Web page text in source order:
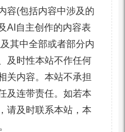
容(包括内容中涉及的
AI自主创作的内容表
其中全部或者部分内
及时性本站不作任何
关内容。本站不承担
及连带责任。如若本
请及时联系本站，本